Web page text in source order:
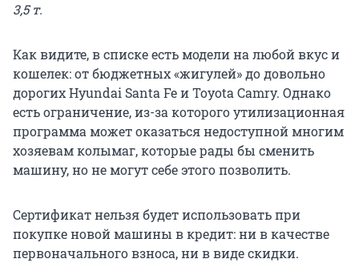
3,5 т.
Как видите, в списке есть модели на любой вкус и
кошелек: от бюджетных «жигулей» до довольно
дорогих Hyundai Santa Fe и Toyota Camry. Однако
есть ограничение, из-за которого утилизационная
программа может оказаться недоступной многим
хозяевам колымаг, которые рады бы сменить
машину, но не могут себе этого позволить.
Сертификат нельзя будет использовать при
покупке новой машины в кредит: ни в качестве
первоначального взноса, ни в виде скидки.